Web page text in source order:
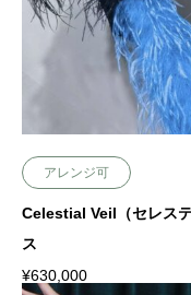
アレンジ可
Celestial Veil（セレス
ス
¥630,000